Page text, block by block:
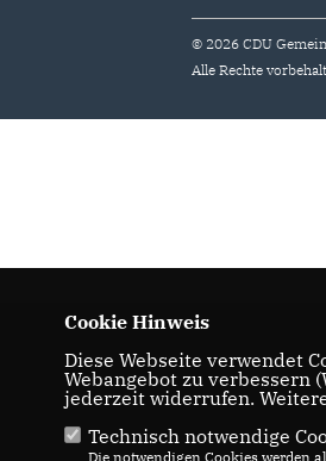
© 2026 CDU
Alle Rechte
Cookie Hinweis
Diese Webseite verwendet
Webangebot zu verbessern
jederzeit widerrufen.
Technisch notwendige
Die notwendigen Cookies werden